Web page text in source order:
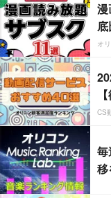
底
オ
CS
毎
移